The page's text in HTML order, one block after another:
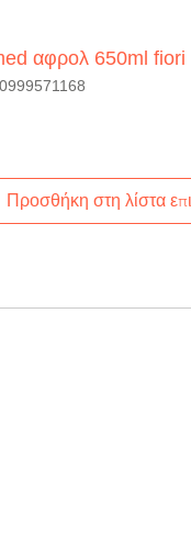
αφρολ 650ml
Προσθήκη στη λίστα